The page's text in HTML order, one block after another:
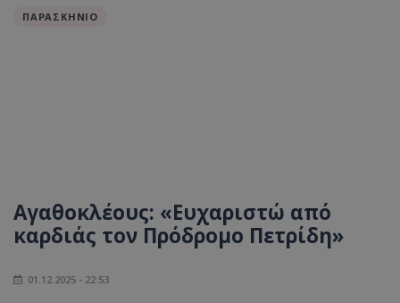
ΠΑΡΑΣΚΗΝΙΟ
Αγαθοκλέους: «Ευχαριστώ από
καρδιάς τον Πρόδρομο Πετρίδη»
01.12.2025 - 22:53